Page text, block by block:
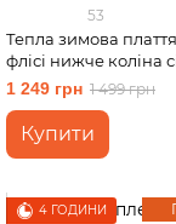
53
Тепла зимова
флісі нижче коліна
Merlini Рошель
розмір 42-44 (S-M)
1 249 грн 1 499 грн
Купити
4 ГОДИНИ